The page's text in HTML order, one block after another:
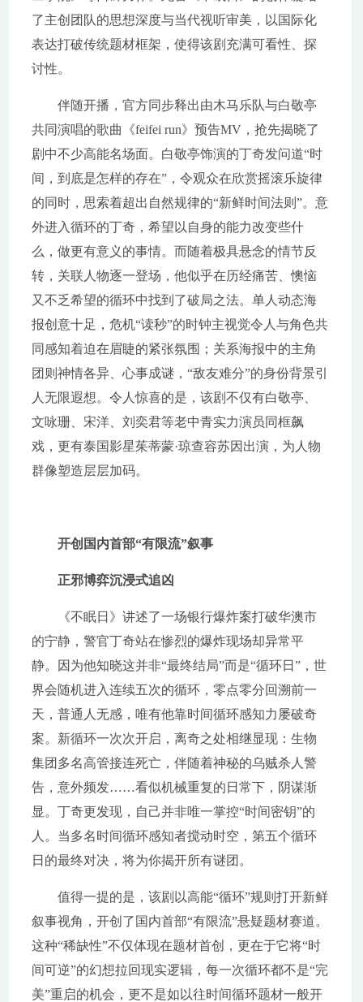
了主创团队的思想深度与当代视听审美，以国际化
表达打破传统题材框架，使得该剧充满可看性、探
讨性。
伴随开播，官方同步释出由木马乐队与白敬亭
共同演唱的歌曲《feifei run》预告MV，抢先揭晓了
剧中不少高能名场面。白敬亭饰演的丁奇发问道“时
间，到底是怎样的存在”，令观众在欣赏摇滚乐旋律
的同时，思索着超出自然规律的“新鲜时间法则”。意
外进入循环的丁奇，希望以自身的能力改变些什
么，做更有意义的事情。而随着极具悬念的情节反
转，关联人物逐一登场，他似乎在历经痛苦、懊恼
又不乏希望的循环中找到了破局之法。单人动态海
报创意十足，危机“读秒”的时钟主视觉令人与角色共
同感知着迫在眉睫的紧张氛围；关系海报中的主角
团则神情各异、心事成谜，“敌友难分”的身份背景引
人无限遐想。令人惊喜的是，该剧不仅有白敬亭、
文咏珊、宋洋、刘奕君等老中青实力演员同框飙
戏，更有泰国影星茱蒂蒙·琼查容苏因出演，为人物
群像塑造层层加码。
开创国内首部“有限流”叙事
正邪博弈沉浸式追凶
《不眠日》讲述了一场银行爆炸案打破华澳市
的宁静，警官丁奇站在惨烈的爆炸现场却异常平
静。因为他知晓这并非“最终结局”而是“循环日”，世
界会随机进入连续五次的循环，零点零分回溯前一
天，普通人无感，唯有他靠时间循环感知力屡破奇
案。新循环一次次开启，离奇之处相继显现：生物
集团多名高管接连死亡，伴随着神秘的乌贼杀人警
告，意外频发……看似机械重复的日常下，阴谋渐
显。丁奇更发现，自己并非唯一掌控“时间密钥”的
人。当多名时间循环感知者搅动时空，第五个循环
日的最终对决，将为你揭开所有谜团。
值得一提的是，该剧以高能“循环”规则打开新鲜
叙事视角，开创了国内首部“有限流”悬疑题材赛道。
这种“稀缺性”不仅体现在题材首创，更在于它将“时
间可逆”的幻想拉回现实逻辑，每一次循环都不是“完
美”重启的机会，更不是如以往时间循环题材一般开